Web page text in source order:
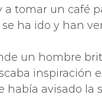
tomar un café
ha ido y han
un hombre
inspiración
avisado la